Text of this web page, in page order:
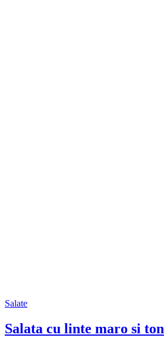
Salate
Salata cu linte maro si ton